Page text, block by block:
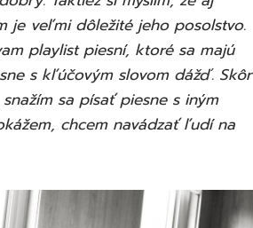
je veľmi dôležité jeho posolstvo.
playlist piesní, ktoré sa majú
s kľúčovým slovom dážď. Skôr
sa písať piesne s iným
chcem navádzať ľudí na